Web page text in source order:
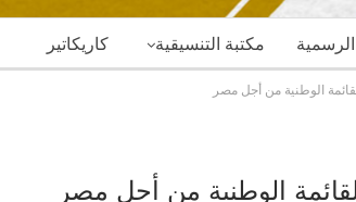
كاريكاتير مكتبة التنسيقية الرسمية
الوطنية من أجل مصر
الوطنية من أجل مصر